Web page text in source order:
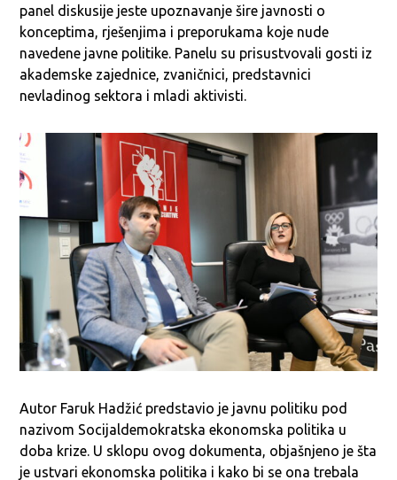
panel diskusije jeste upoznavanje šire javnosti o
konceptima, rješenjima i preporukama koje nude
navedene javne politike. Panelu su prisustvovali gosti iz
akademske zajednice, zvaničnici, predstavnici
nevladinog sektora i mladi aktivisti.
Autor Faruk Hadžić predstavio je javnu politiku pod
nazivom Socijaldemokratska ekonomska politika u
doba krize. U sklopu ovog dokumenta, objašnjeno je šta
je ustvari ekonomska politika i kako bi se ona trebala